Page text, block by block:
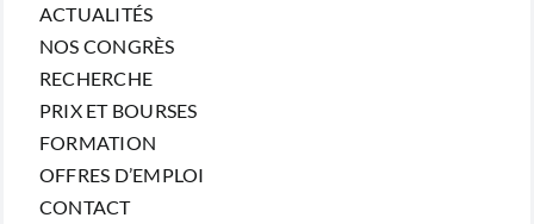
ACTUALITÉS
NOS CONGRÈS
RECHERCHE
PRIX ET BOURSES
FORMATION
OFFRES D’EMPLOI
CONTACT